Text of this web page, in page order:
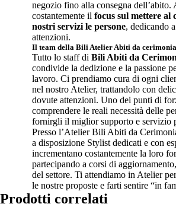
negozio fino alla consegna dell’abito.
costantemente il focus sul mettere al
nostri servizi le persone, dedicando
attenzioni.
Il team della Bili Atelier Abiti da
Tutto lo staff di Bili Abiti da
condivide la dedizione e la passione
lavoro. Ci prendiamo cura di ogni
nel nostro Atelier, trattandolo con
dovute attenzioni. Uno dei punti di
comprendere le reali necessità delle
fornirgli il miglior supporto e servizio
Presso l’Atelier Bili Abiti da
a disposizione Stylist dedicati e con
incrementano costantemente la loro
partecipando a corsi di
del settore. Ti attendiamo in Atelier
le nostre proposte e farti sentire “in
Prodotti correlati